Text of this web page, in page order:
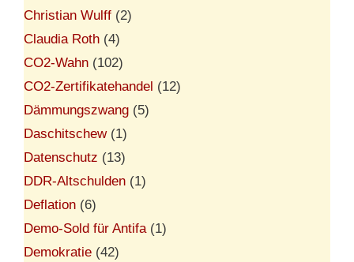
Christian Wulff (2)
Claudia Roth (4)
CO2-Wahn (102)
CO2-Zertifikatehandel (12)
Dämmungszwang (5)
Daschitschew(1)
Datenschutz (13)
DDR-Altschulden (1)
Deflation (6)
Demo-Sold für Antifa(1)
Demokratie (42)